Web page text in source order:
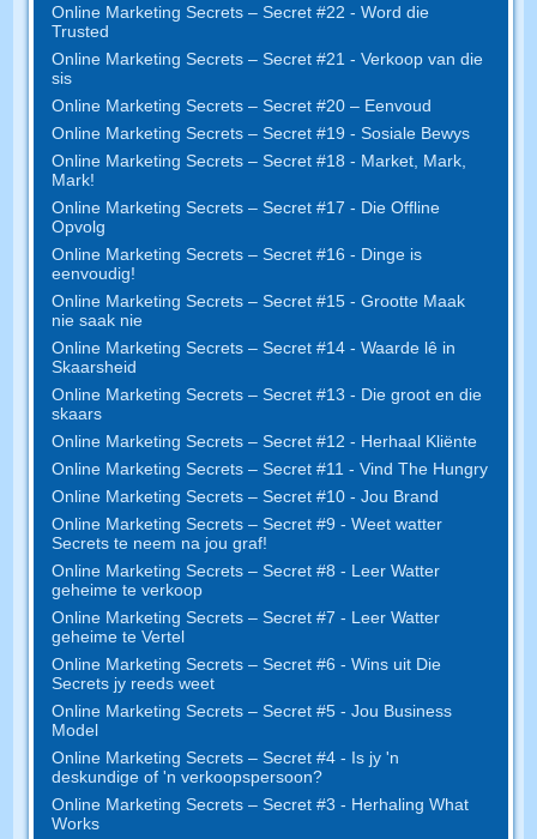
Online Marketing Secrets – Secret #22 - Word die
Trusted
Online Marketing Secrets – Secret #21 - Verkoop van die
sis
Online Marketing Secrets – Secret #20 – Eenvoud
Online Marketing Secrets – Secret #19 - Sosiale Bewys
Online Marketing Secrets – Secret #18 - Market, Mark,
Mark!
Online Marketing Secrets – Secret #17 - Die Offline
Opvolg
Online Marketing Secrets – Secret #16 - Dinge is
eenvoudig!
Online Marketing Secrets – Secret #15 - Grootte Maak
nie saak nie
Online Marketing Secrets – Secret #14 - Waarde lê in
Skaarsheid
Online Marketing Secrets – Secret #13 - Die groot en die
skaars
Online Marketing Secrets – Secret #12 - Herhaal Kliënte
Online Marketing Secrets – Secret #11 - Vind The Hungry
Online Marketing Secrets – Secret #10 - Jou Brand
Online Marketing Secrets – Secret #9 - Weet watter
Secrets te neem na jou graf!
Online Marketing Secrets – Secret #8 - Leer Watter
geheime te verkoop
Online Marketing Secrets – Secret #7 - Leer Watter
geheime te Vertel
Online Marketing Secrets – Secret #6 - Wins uit Die
Secrets jy reeds weet
Online Marketing Secrets – Secret #5 - Jou Business
Model
Online Marketing Secrets – Secret #4 - Is jy 'n
deskundige of 'n verkoopspersoon?
Online Marketing Secrets – Secret #3 - Herhaling What
Works